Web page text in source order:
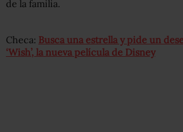
de la familia.
Checa: Busca una estrella y pide un
‘Wish’, la nueva película de Disney